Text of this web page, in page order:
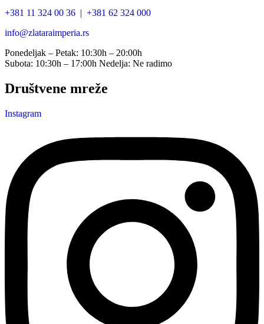
+381 11 324 00 36 | +381 62 324 000
info@zlataraimperia.rs
Ponedeljak – Petak: 10:30h – 20:00h
Subota: 10:30h – 17:00h Nedelja: Ne radimo
Društvene mreže
Instagram